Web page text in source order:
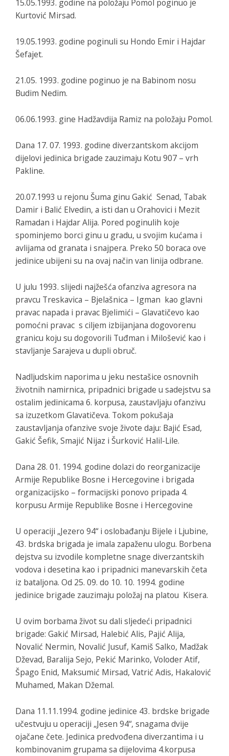
15.05.1993. godine na položaju Pomol poginuo je
Kurtović Mirsad.
19.05.1993. godine poginuli su Hondo Emir i Hajdar
Šefajet.
21.05. 1993. godine poginuo je na Babinom nosu
Budim Nedim.
06.06.1993. gine Hadžavdija Ramiz na položaju Pomol.
Dana 17. 07. 1993. godine diverzantskom akcijom
dijelovi jedinica brigade zauzimaju Kotu 907 – vrh
Pakline.
20.07.1993 u rejonu Šuma ginu Gakić Senad, Tabak
Damir i Balić Elvedin, a isti dan u Orahovici i Mezit
Ramadan i Hajdar Alija. Pored poginulih koje
spominjemo borci ginu u gradu, u svojim kućama i
avlijama od granata i snajpera. Preko 50 boraca ove
jedinice ubijeni su na ovaj način van linija odbrane.
U julu 1993. slijedi najžešća ofanziva agresora na
pravcu Treskavica – Bjelašnica – Igman kao glavni
pravac napada i pravac Bjelimići – Glavatičevo kao
pomoćni pravac s ciljem izbijanjana dogovorenu
granicu koju su dogovorili Tuđman i Milošević kao i
stavljanje Sarajeva u dupli obruč.
Nadljudskim naporima u jeku nestašice osnovnih
životnih namirnica, pripadnici brigade u sadejstvu sa
ostalim jedinicama 6. korpusa, zaustavljaju ofanzivu
sa izuzetkom Glavatičeva. Tokom pokušaja
zaustavljanja ofanzive svoje živote daju: Bajić Esad,
Gakić Šefik, Smajić Nijaz i Šurković Halil-Lile.
Dana 28. 01. 1994. godine dolazi do reorganizacije
Armije Republike Bosne i Hercegovine i brigada
organizacijsko – formacijski ponovo pripada 4.
korpusu Armije Republike Bosne i Hercegovine
U operaciji „Jezero 94“ i oslobađanju Bijele i Ljubine,
43. brdska brigada je imala zapaženu ulogu. Borbena
dejstva su izvodile kompletne snage diverzantskih
vodova i desetina kao i pripadnici manevarskih četa
iz bataljona. Od 25. 09. do 10. 10. 1994. godine
jedinice brigade zauzimaju položaj na platou Kisera.
U ovim borbama život su dali sljedeći pripadnici
brigade: Gakić Mirsad, Halebić Alis, Pajić Alija,
Novalić Nermin, Novalić Jusuf, Kamiš Salko, Madžak
Dževad, Baralija Sejo, Pekić Marinko, Voloder Atif,
Špago Enid, Maksumić Mirsad, Vatrić Adis, Hakalović
Muhamed, Makan Džemal.
Dana 11.11.1994. godine jedinice 43. brdske brigade
učestvuju u operaciji „Jesen 94“, snagama dvije
ojačane čete. Jedinica predvođena diverzantima i u
kombinovanim grupama sa dijelovima 4.korpusa